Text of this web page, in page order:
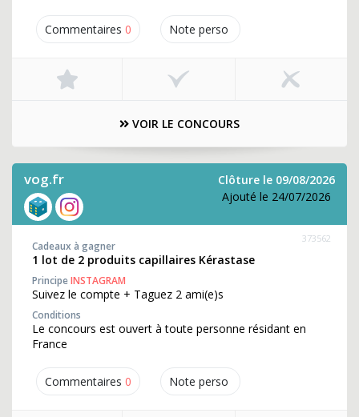
Commentaires 0 Note perso
VOIR LE CONCOURS
vog.fr
Clôture le 09/08/2026
Ajouté le 24/07/2026
Commentaires 0 Note perso
373562
Cadeaux à gagner
1 lot de 2 produits capillaires Kérastase
PrincipeINSTAGRAM
Suivez le compte + Taguez 2 ami(e)s
Conditions
Le concours est ouvert à toute personne résidant en
France